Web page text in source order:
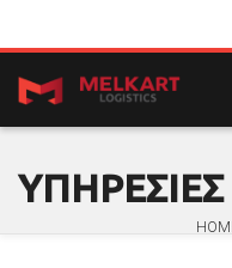
ΥΠΗΡΕΣΙΕΣ